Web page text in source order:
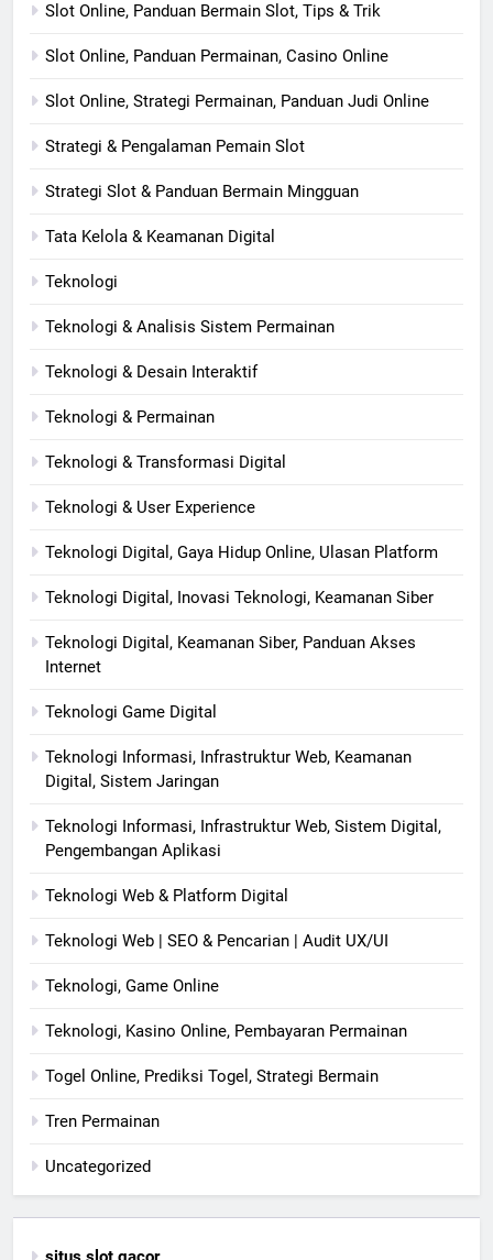
Slot Online, Panduan Bermain Slot, Tips & Trik
Slot Online, Panduan Permainan, Casino Online
Slot Online, Strategi Permainan, Panduan Judi Online
Strategi & Pengalaman Pemain Slot
Strategi Slot & Panduan Bermain Mingguan
Tata Kelola & Keamanan Digital
Teknologi
Teknologi & Analisis Sistem Permainan
Teknologi & Desain Interaktif
Teknologi & Permainan
Teknologi & Transformasi Digital
Teknologi & User Experience
Teknologi Digital, Gaya Hidup Online, Ulasan Platform
Teknologi Digital, Inovasi Teknologi, Keamanan Siber
Teknologi Digital, Keamanan Siber, Panduan Akses
Internet
Teknologi Game Digital
Teknologi Informasi, Infrastruktur Web, Keamanan
Digital, Sistem Jaringan
Teknologi Informasi, Infrastruktur Web, Sistem Digital,
Pengembangan Aplikasi
Teknologi Web & Platform Digital
Teknologi Web | SEO & Pencarian | Audit UX/UI
Teknologi, Game Online
Teknologi, Kasino Online, Pembayaran Permainan
Togel Online, Prediksi Togel, Strategi Bermain
Tren Permainan
Uncategorized